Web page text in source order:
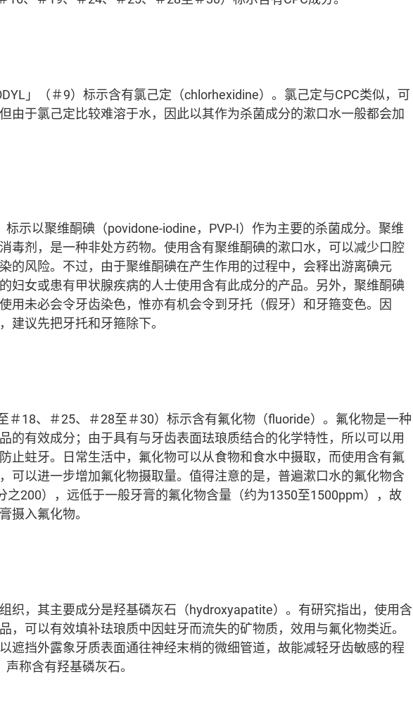
」（＃9）标示含有氯己定（chlorhexidine）。氯己定与CPC类似，可
由于氯己定比较难溶于水，因此以其作为杀菌成分的漱口水一般都会加
示以聚维酮碘（povidone-iodine，PVP-I）作为主要的杀菌成分。聚维
毒剂，是一种非处方药物。使用含有聚维酮碘的漱口水，可以减少口腔
的风险。不过，由于聚维酮碘在产生作用的过程中，会释出游离碘元
妇女或患有甲状腺疾病的人士使用含有此成分的产品。另外，聚维酮碘
用未必会令牙齿染色，惟亦有机会令到牙托（假牙）和牙箍变色。因
建议先把牙托和牙箍除下。
＃18、＃25、＃28至＃30）标示含有氟化物（fluoride）。氟化物是一种
的有效成分；由于具有与牙齿表面珐琅质结合的化学特性，所以可以用
止蛀牙。日常生活中，氟化物可以从食物和食水中摄取，而使用含有氟
可以进一步增加氟化物摄取量。值得注意的是，普遍漱口水的氟化物含
之200），远低于一般牙膏的氟化物含量（约为1350至1500ppm），故
摄入氟化物。
织，其主要成分是羟基磷灰石（hydroxyapatite）。有研究指出，使用含
，可以有效填补珐琅质中因蛀牙而流失的矿物质，效用与氟化物类近。
遮挡外露象牙质表面通往神经末梢的微细管道，故能减轻牙齿敏感的程
称含有羟基磷灰石。